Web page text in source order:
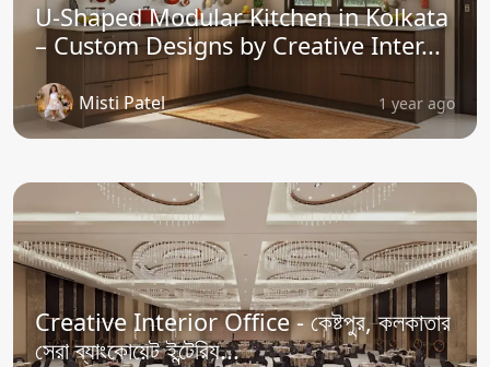
U-Shaped Modular Kitchen in Kolkata
– Custom Designs by Creative Inter...
Misti Patel 1 year ago
Creative Interior Office - কেষ্টপুর, কলকাতার
সেরা ব্যাংকোয়েট ইন্টেরিয...